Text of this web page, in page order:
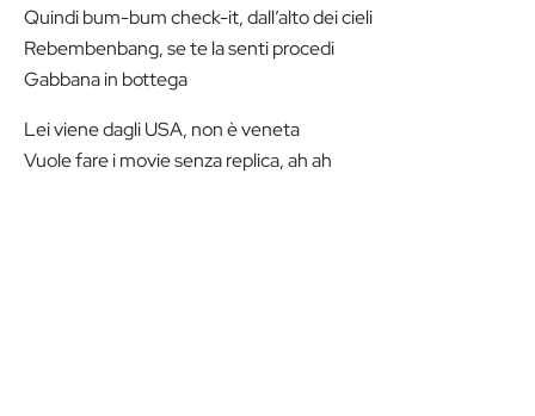
Quindi bum-bum check-it, dall’alto dei cieli
Rebembenbang, se te la senti procedi
Gabbana in bottega
Lei viene dagli USA, non è veneta
Vuole fare i movie senza replica, ah ah